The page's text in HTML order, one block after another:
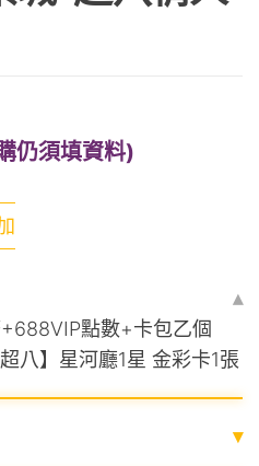
仍須填資料)
▴
點數+卡包乙個
八】星河廳1星 金彩卡1張
▾